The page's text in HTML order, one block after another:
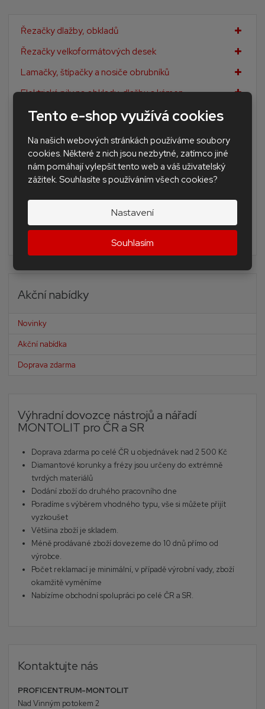
Tento e-shop využívá cookies
Na našich webových stránkách používáme soubory
cookies. Některé z nich jsou nezbytné, zatímco jiné
nám pomáhají vylepšit tento web a váš uživatelský
zážitek. Souhlasíte s používáním všech cookies?
Nastavení
Souhlasím
Řezačky dlažby, obkladů
Řezačky velkoformátových desek
Lamačky, štípačky a nosiče obrubníků
Elektrické pily na obklady, dlažbu a kámen
Diamantové korunky a frézy
Diamantové kotouče profi
Kotouče standard na stavební materiály
Diamantové brusné nářadí
Nivelační Levelling Andal system SAP
BAZAR - použité nářadí a stroje
Akční nabídky
Novinky
Akční nabídka
Doprava zdarma
Výhradní dovozce nástrojů a nářadí
MONTOLIT pro ČR a SR
Doprava zdarma po celé ČR u objednávek nad 2 500 Kč
Diamantové korunky a frézy jsou určeny do extrémně
tvrdých materiálů
Dodání zboží do druhého pracovního dne
Poradíme s výběrem vhodného typu, vše si můžete přijít
vyzkoušet
Většina zboží je skladem.
Méně prodávané zboží dovezeme do 10 dnů přímo od
výrobce.
Počet reklamací je minimální, v případě výrobní vady, zboží
okamžitě vyměníme
Nabízíme obchodní spolupráci po celé ČR a SR.
Kontaktujte nás
PROFICENTRUM-MONTOLIT
Nad Vinným potokem 2